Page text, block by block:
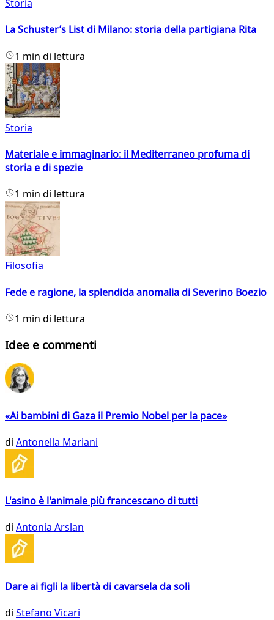
Storia
La Schuster’s List di Milano: storia della partigiana Rita
1 min di lettura
Storia
Materiale e immaginario: il Mediterraneo profuma di
storia e di spezie
1 min di lettura
Filosofia
Fede e ragione, la splendida anomalia di Severino Boezio
1 min di lettura
Idee e commenti
«Ai bambini di Gaza il Premio Nobel per la pace»
di Antonella Mariani
L'asino è l'animale più francescano di tutti
di Antonia Arslan
Dare ai figli la libertà di cavarsela da soli
di Stefano Vicari